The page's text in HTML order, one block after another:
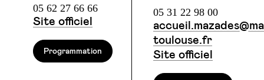
05 62 27 66 66
Site officiel
Programmation
05 31 22 98 00
toulouse.fr
Site officiel